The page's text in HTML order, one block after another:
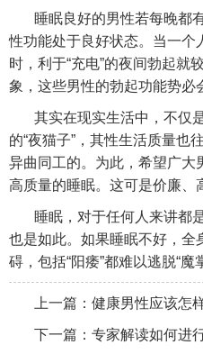
睡眠良好的男性若每晚都
性功能处于良好状态。当一个
时，利于“充电”的夜间勃起就
象，这些男性的勃起功能势必
其实在现实生活中，不仅
的“夜猫子”，其性生活质量也
异曲同工的。为此，希望广大
高质量的睡眠。这可是价廉、
睡眠，对于任何人来讲都
也是如此。如果睡眠不好，全
碍，包括“阳痿”都难以逃脱“魔掌
上一篇： 健康男性应该怎
下一篇： 专家解读如何进